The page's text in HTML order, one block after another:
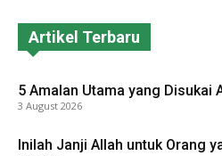
Artikel Terbaru
5 Amalan Utama yang Disukai
3 August 2026
Inilah Janji Allah untuk Orang